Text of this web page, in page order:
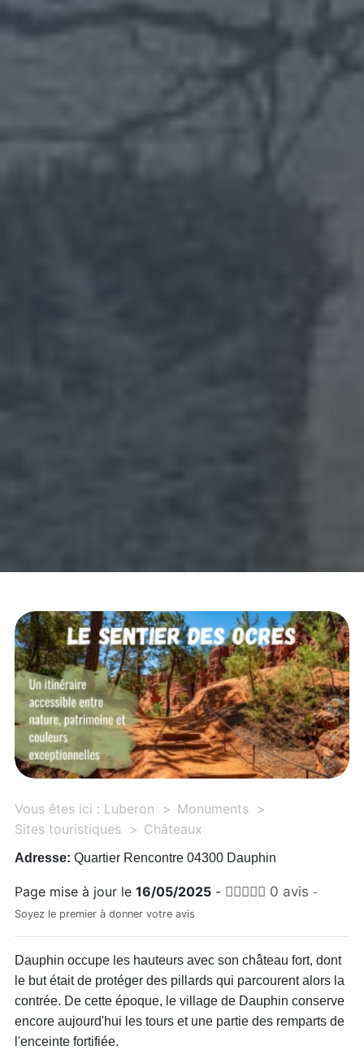
Vous êtes ici : Luberon
Monuments
Sites touristiques
Châteaux
Adresse: Quartier Rencontre 04300 Dauphin
Page mise à jour le 16/05/2025- 0 avis -
Soyez le premier à donner votre avis
Dauphin occupe les hauteurs avec son château fort, dont
le but était de protéger des pillards qui parcourent alors la
contrée. De cette époque, le village de Dauphin conserve
encore aujourd'hui les tours et une partie des remparts de
l'enceinte fortifiée.